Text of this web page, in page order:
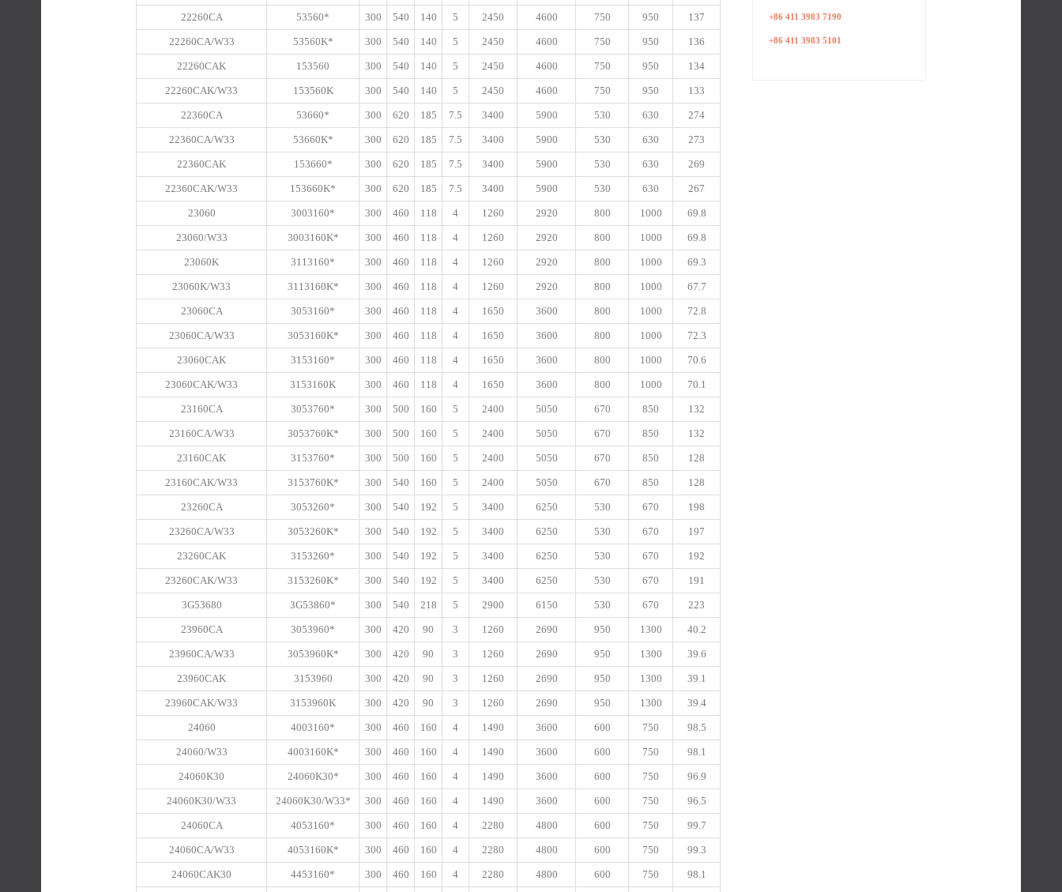
22260CA 53560* 300 540 140 5 2450 4600 750 950 137
22260CA/W33 53560K* 300 540 140 5 2450 4600 750 950 136
22260CAK 153560 300 540 140 5 2450 4600 750 950 134
22260CAK/W33 153560K 300 540 140 5 2450 4600 750 950 133
22360CA 53660* 300 620 185 7.5 3400 5900 530 630 274
22360CA/W33 53660K* 300 620 185 7.5 3400 5900 530 630 273
22360CAK 153660* 300 620 185 7.5 3400 5900 530 630 269
22360CAK/W33 153660K* 300 620 185 7.5 3400 5900 530 630 267
23060 3003160* 300 460 118 4 1260 2920 800 1000 69.8
23060/W33 3003160K* 300 460 118 4 1260 2920 800 1000 69.8
23060K 3113160* 300 460 118 4 1260 2920 800 1000 69.3
23060K/W33 3113160K* 300 460 118 4 1260 2920 800 1000 67.7
23060CA 3053160* 300 460 118 4 1650 3600 800 1000 72.8
23060CA/W33 3053160K* 300 460 118 4 1650 3600 800 1000 72.3
23060CAK 3153160* 300 460 118 4 1650 3600 800 1000 70.6
23060CAK/W33 3153160K 300 460 118 4 1650 3600 800 1000 70.1
23160CA 3053760* 300 500 160 5 2400 5050 670 850 132
23160CA/W33 3053760K* 300 500 160 5 2400 5050 670 850 132
23160CAK 3153760* 300 500 160 5 2400 5050 670 850 128
23160CAK/W33 3153760K* 300 540 160 5 2400 5050 670 850 128
23260CA 3053260* 300 540 192 5 3400 6250 530 670 198
23260CA/W33 3053260K* 300 540 192 5 3400 6250 530 670 197
23260CAK 3153260* 300 540 192 5 3400 6250 530 670 192
23260CAK/W33 3153260K* 300 540 192 5 3400 6250 530 670 191
3G53680 3G53860* 300 540 218 5 2900 6150 530 670 223
23960CA 3053960* 300 420 90 3 1260 2690 950 1300 40.2
23960CA/W33 3053960K* 300 420 90 3 1260 2690 950 1300 39.6
23960CAK 3153960 300 420 90 3 1260 2690 950 1300 39.1
23960CAK/W33 3153960K 300 420 90 3 1260 2690 950 1300 39.4
24060 4003160* 300 460 160 4 1490 3600 600 750 98.5
24060/W33 4003160K* 300 460 160 4 1490 3600 600 750 98.1
24060K30 24060K30* 300 460 160 4 1490 3600 600 750 96.9
24060K30/W33 24060K30/W33* 300 460 160 4 1490 3600 600 750 96.5
24060CA 4053160* 300 460 160 4 2280 4800 600 750 99.7
24060CA/W33 4053160K* 300 460 160 4 2280 4800 600 750 99.3
24060CAK30 4453160* 300 460 160 4 2280 4800 600 750 98.1
+86 411 3983 7190
+86 411 3983 5101